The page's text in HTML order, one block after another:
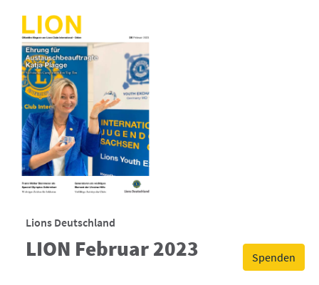
Spenden
Lions Deutschland
LION Februar 2023